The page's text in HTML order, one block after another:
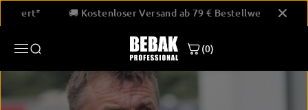
SKIP TO
CONTENT 🚚 Kostenloser Versand ab 79 € Bestellwert*
(0)